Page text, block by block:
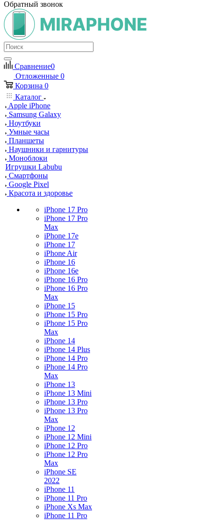
Обратный звонок
Сравнение0
Отложенные 0
Корзина 0
Каталог
Apple iPhone
Samsung Galaxy
Ноутбуки
Умные часы
Планшеты
Наушники и гарнитуры
Моноблоки
Игрушки Labubu
Смартфоны
Google Pixel
Красота и здоровье
iPhone 17 Pro
iPhone 17 Pro
Max
iPhone 17e
iPhone 17
iPhone Air
iPhone 16
iPhone 16e
iPhone 16 Pro
iPhone 16 Pro
Max
iPhone 15
iPhone 15 Pro
iPhone 15 Pro
Max
iPhone 14
iPhone 14 Plus
iPhone 14 Pro
iPhone 14 Pro
Max
iPhone 13
iPhone 13 Mini
iPhone 13 Pro
iPhone 13 Pro
Max
iPhone 12
iPhone 12 Mini
iPhone 12 Pro
iPhone 12 Pro
Max
iPhone SE
2022
iPhone 11
iPhone 11 Pro
iPhone Xs Max
iPhone 11 Pro